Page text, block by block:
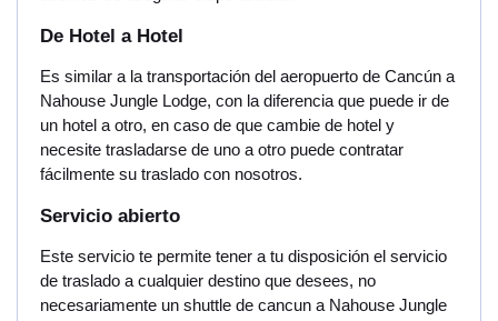
De Hotel a Hotel
Es similar a la transportación del aeropuerto de Cancún a
Nahouse Jungle Lodge, con la diferencia que puede ir de
un hotel a otro, en caso de que cambie de hotel y
necesite trasladarse de uno a otro puede contratar
fácilmente su traslado con nosotros.
Servicio abierto
Este servicio te permite tener a tu disposición el servicio
de traslado a cualquier destino que desees, no
necesariamente un shuttle de cancun a Nahouse Jungle